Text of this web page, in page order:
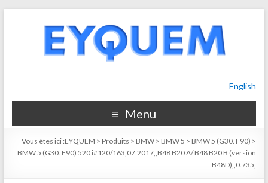
English
Menu
Vous êtes ici :EYQUEM > Produits > BMW > BMW 5 > BMW 5 (G30. F90) >
BMW 5 (G30. F90) 520 i#120/163,07.2017,,B48 B20 A/ B48 B20 B (version
B48D),,0.735,